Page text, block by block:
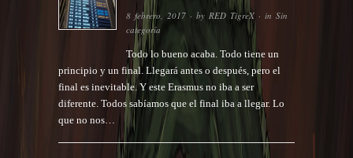
8 febrero, 2017 · byRED TigreX · inSin
categoría
Todo lo bueno acaba. Todo tiene un
principio y un final. Llegará antes o después, pero el
final es inevitable. Y este Erasmus no iba a ser
diferente. Todos sabíamos que el final iba a llegar. Lo
que no nos…